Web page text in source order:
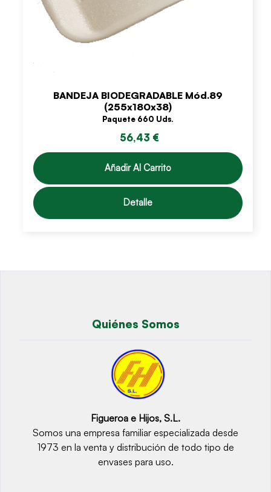
BANDEJA BIODEGRADABLE Mód.89
(255x180x38)
Paquete 660 Uds.
56,43 €
Añadir Al Carrito
Detalle
Quiénes Somos
Figueroa e Hijos, S.L.
Somos una empresa familiar especializada desde
1973 en la venta y distribución de todo tipo de
envases para uso.